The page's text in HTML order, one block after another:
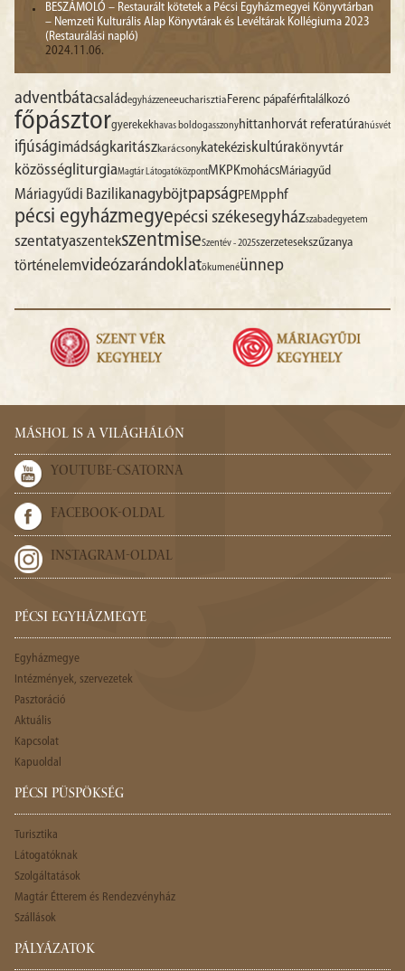
BESZÁMOLÓ – Restaurált kötetek a Pécsi Egyházmegyei Könyvtárban
– Nemzeti Kulturális Alap Könyvtárak és Levéltárak Kollégiuma 2023
(Restaurálási napló)
2024.11.06.
adventbátacsaládegyházzeneeucharisztiaFerenc pápaférfitalálkozó
főpásztorgyerekekhavas boldogasszonyhittanhorvát referatúrahúsvét
ifjúságimádságkaritászkarácsonykatekéziskultúrakönyvtár
közösségliturgiaMagtár LátogatóközpontMKPKmohácsMáriagyűd
Máriagyűdi BazilikanagyböjtpapságPEMpphf
pécsi egyházmegyepécsi székesegyházszabadegyetem
szentatyaszentekszentmiseSzentév - 2025szerzetesekszűzanya
történelemvideózarándoklatökumenéünnep
MÁSHOL IS A VILÁGHÁLÓN
YOUTUBE-CSATORNA
FACEBOOK-OLDAL
INSTAGRAM-OLDAL
PÉCSI EGYHÁZMEGYE
Egyházmegye
Intézmények, szervezetek
Pasztoráció
Aktuális
Kapcsolat
Kapuoldal
PÉCSI PÜSPÖKSÉG
Turisztika
Látogatóknak
Szolgáltatások
Magtár Étterem és Rendezvényház
Szállások
PÁLYÁZATOK